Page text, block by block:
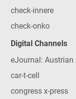
check-innere
check-onko
Digital Channels
eJournal: Austrian
car-t-cell
congress x-press